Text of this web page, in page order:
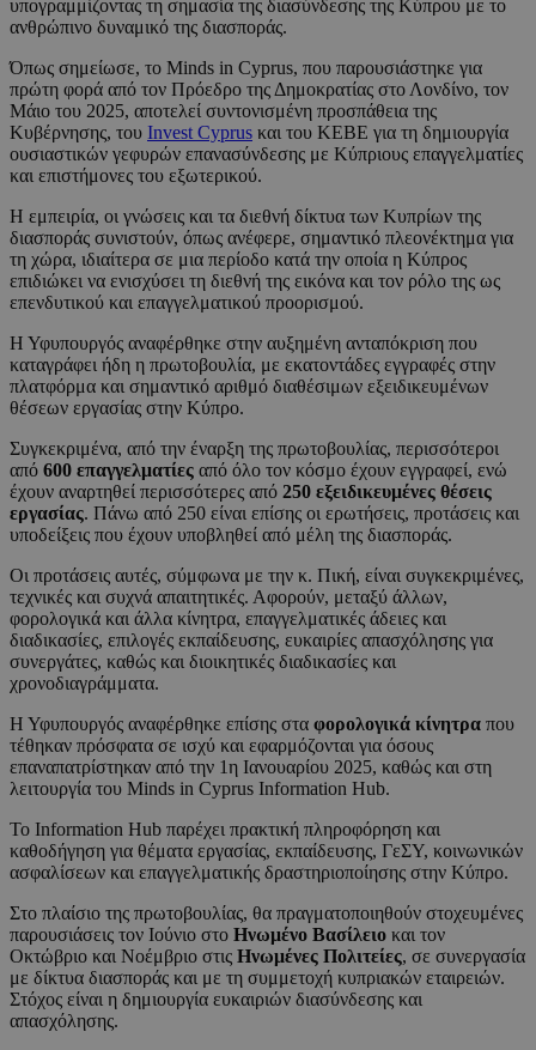
υπογραμμίζοντας τη σημασία της διασύνδεσης της Κύπρου με το
ανθρώπινο δυναμικό της διασποράς.
Όπως σημείωσε, το Minds in Cyprus, που παρουσιάστηκε για
πρώτη φορά από τον Πρόεδρο της Δημοκρατίας στο Λονδίνο, τον
Μάιο του 2025, αποτελεί συντονισμένη προσπάθεια της
Κυβέρνησης, του Invest Cyprus και του ΚΕΒΕ για τη δημιουργία
ουσιαστικών γεφυρών επανασύνδεσης με Κύπριους επαγγελματίες
και επιστήμονες του εξωτερικού.
Η εμπειρία, οι γνώσεις και τα διεθνή δίκτυα των Κυπρίων της
διασποράς συνιστούν, όπως ανέφερε, σημαντικό πλεονέκτημα για
τη χώρα, ιδιαίτερα σε μια περίοδο κατά την οποία η Κύπρος
επιδιώκει να ενισχύσει τη διεθνή της εικόνα και τον ρόλο της ως
επενδυτικού και επαγγελματικού προορισμού.
Η Υφυπουργός αναφέρθηκε στην αυξημένη ανταπόκριση που
καταγράφει ήδη η πρωτοβουλία, με εκατοντάδες εγγραφές στην
πλατφόρμα και σημαντικό αριθμό διαθέσιμων εξειδικευμένων
θέσεων εργασίας στην Κύπρο.
Συγκεκριμένα, από την έναρξη της πρωτοβουλίας, περισσότεροι
από 600 επαγγελματίες από όλο τον κόσμο έχουν εγγραφεί, ενώ
έχουν αναρτηθεί περισσότερες από 250 εξειδικευμένες θέσεις
εργασίας. Πάνω από 250 είναι επίσης οι ερωτήσεις, προτάσεις και
υποδείξεις που έχουν υποβληθεί από μέλη της διασποράς.
Οι προτάσεις αυτές, σύμφωνα με την κ. Πική, είναι συγκεκριμένες,
τεχνικές και συχνά απαιτητικές. Αφορούν, μεταξύ άλλων,
φορολογικά και άλλα κίνητρα, επαγγελματικές άδειες και
διαδικασίες, επιλογές εκπαίδευσης, ευκαιρίες απασχόλησης για
συνεργάτες, καθώς και διοικητικές διαδικασίες και
χρονοδιαγράμματα.
Η Υφυπουργός αναφέρθηκε επίσης στα φορολογικά κίνητρα που
τέθηκαν πρόσφατα σε ισχύ και εφαρμόζονται για όσους
επαναπατρίστηκαν από την 1η Ιανουαρίου 2025, καθώς και στη
λειτουργία του Minds in Cyprus Information Hub.
Το Information Hub παρέχει πρακτική πληροφόρηση και
καθοδήγηση για θέματα εργασίας, εκπαίδευσης, ΓεΣΥ, κοινωνικών
ασφαλίσεων και επαγγελματικής δραστηριοποίησης στην Κύπρο.
Στο πλαίσιο της πρωτοβουλίας, θα πραγματοποιηθούν στοχευμένες
παρουσιάσεις τον Ιούνιο στο Ηνωμένο Βασίλειο και τον
Οκτώβριο και Νοέμβριο στις Ηνωμένες Πολιτείες, σε συνεργασία
με δίκτυα διασποράς και με τη συμμετοχή κυπριακών εταιρειών.
Στόχος είναι η δημιουργία ευκαιριών διασύνδεσης και
απασχόλησης.